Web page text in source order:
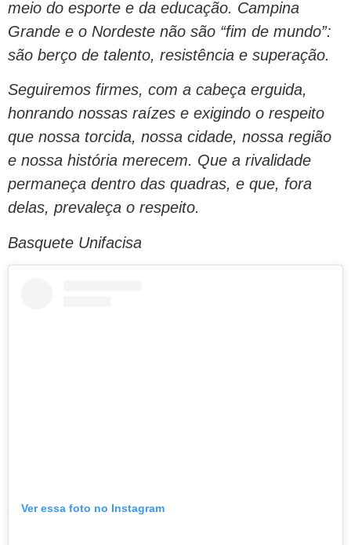
meio do esporte e da educação. Campina
Grande e o Nordeste não são “fim de mundo”:
são berço de talento, resistência e superação.
Seguiremos firmes, com a cabeça erguida,
honrando nossas raízes e exigindo o respeito
que nossa torcida, nossa cidade, nossa região
e nossa história merecem. Que a rivalidade
permaneça dentro das quadras, e que, fora
delas, prevaleça o respeito.
Basquete Unifacisa
Ver essa foto no Instagram